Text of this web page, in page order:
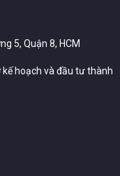
5, Quận 8, HCM
kế hoạch và đầu tư thành